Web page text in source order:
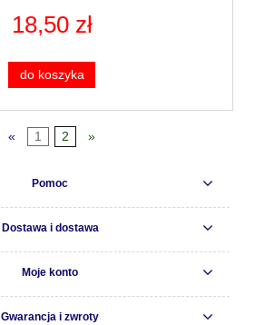
18,50 zł
do koszyka
« 1 2 »
Pomoc
Dostawa i dostawa
Moje konto
Gwarancja i zwroty